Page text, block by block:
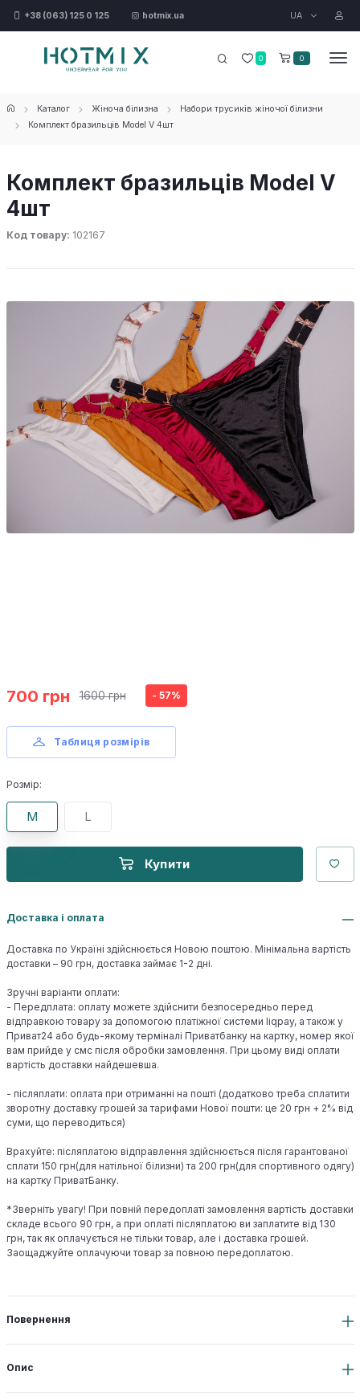
+38 (063) 125 0 125 hotmix.ua UA
0 0
Каталог Жіноча білизна
Набори трусиків жіночої білизни
Комплект бразильців Model V 4шт
Комплект бразильців Model V
4шт
Код товару: 102167
700 грн 1600 грн - 57%
Таблиця розмірів
Розмір:
M L
Купити
Доставка і оплата
Доставка по Україні здійснюється Новою поштою. Мінімальна вартість
доставки – 90 грн, доставка займає 1-2 дні.
Зручні варіанти оплати:
- Передплата: оплату можете здійснити безпосередньо перед
відправкою товару за допомогою платіжної системи liqpay, а також у
Приват24 або будь-якому терміналі Приватбанку на картку, номер якої
вам прийде у смс після обробки замовлення. При цьому виді оплати
вартість доставки найдешевша.
- післяплати: оплата при отриманні на пошті (додатково треба сплатити
зворотну доставку грошей за тарифами Нової пошти: це 20 грн + 2% від
суми, що переводиться)
Врахуйте: післяплатою відправлення здійснюється після гарантованої
сплати 150 грн(для натільної білизни) та 200 грн(для спортивного одягу)
на картку ПриватБанку.
*Зверніть увагу! При повній передоплаті замовлення вартість доставки
складе всього 90 грн, а при оплаті післяплатою ви заплатите від 130
грн, так як оплачується не тільки товар, але і доставка грошей.
Заощаджуйте оплачуючи товар за повною передоплатою.
Повернення
Опис